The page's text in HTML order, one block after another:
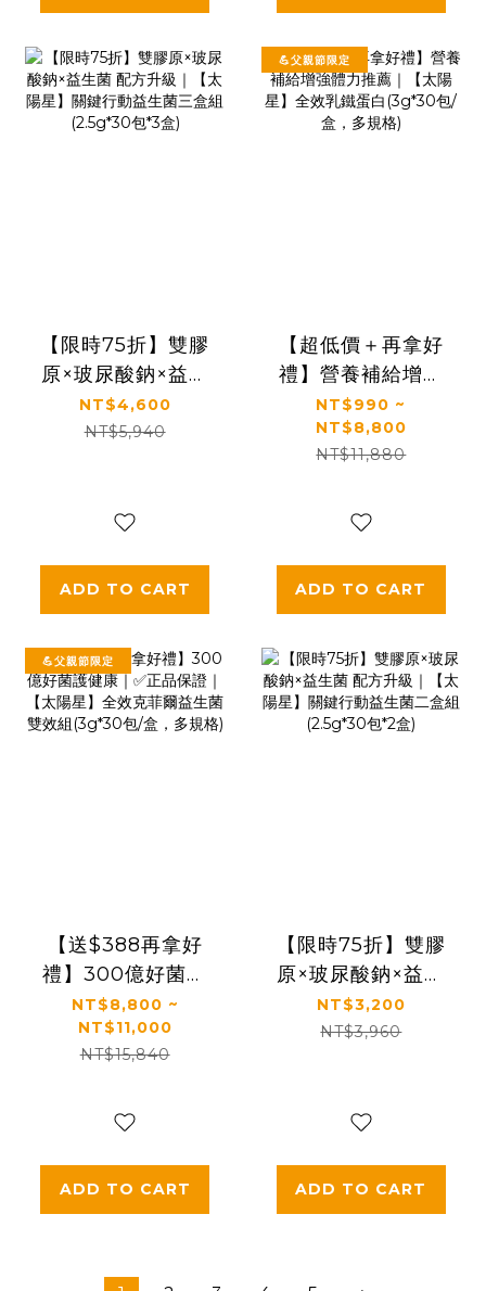
【限時75折】雙膠
原×玻尿酸鈉×益生
菌 配方升級｜【太
陽星】關鍵行動益
NT$4,600
NT$5,940
ADD TO CART
💪父親節限定
【超低價＋再拿好
禮】營養補給增強
體力推薦｜【太陽
星】全效乳鐵蛋白
(3g*30包/盒，多規
NT$990 ~
NT$8,800
NT$11,880
ADD TO CART
💪父親節限定
【送$388再拿好
禮】300億好菌護
健康｜✅正品保證｜
【太陽星】全效克
菲爾益生菌雙效組
格)
NT$8,800 ~
NT$11,000
NT$15,840
ADD TO CART
【限時75折】雙膠
原×玻尿酸鈉×益生
菌 配方升級｜【太
陽星】關鍵行動益
NT$3,200
NT$3,960
ADD TO CART